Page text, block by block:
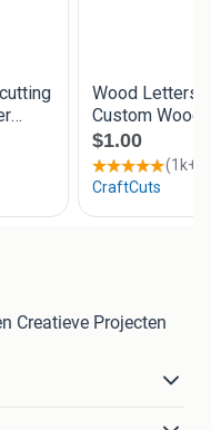
Creatieve Projecten